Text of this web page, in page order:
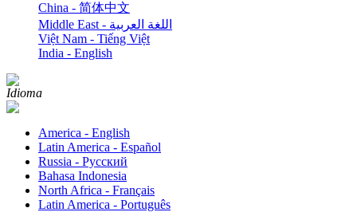
China - 简体中文
Middle East - اللغة العربية
Việt Nam - Tiếng Việt
India - English
Idioma
America - English
Latin America - Español
Russia - Pусский
Bahasa Indonesia
North Africa - Français
Latin America - Português